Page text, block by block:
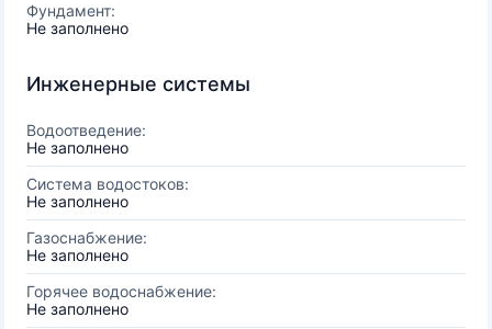
Фундамент:
Не заполнено
Инженерные системы
Водоотведение:
Не заполнено
Система водостоков:
Не заполнено
Газоснабжение:
Не заполнено
Горячее водоснабжение:
Не заполнено